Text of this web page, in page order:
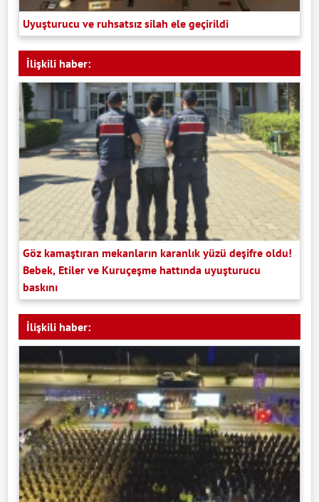
Uyuşturucu ve ruhsatsız silah ele geçirildi
İlişkili haber:
Göz kamaştıran mekanların karanlık yüzü deşifre oldu!
Bebek, Etiler ve Kuruçeşme hattında uyuşturucu
baskını
İlişkili haber: